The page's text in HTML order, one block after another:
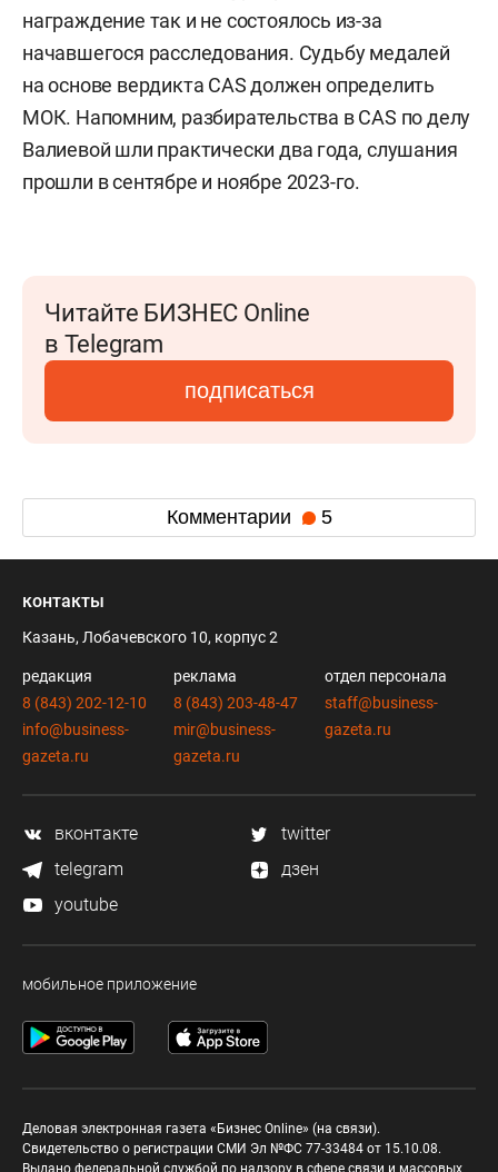
награждение так и не состоялось из-за
начавшегося расследования. Судьбу медалей
на основе вердикта CAS должен определить
МОК. Напомним, разбирательства в CAS по делу
Валиевой шли практически два года, слушания
прошли в сентябре и ноябре 2023-го.
Читайте БИЗНЕС Online
в Telegram
подписаться
Комментарии 5
контакты
Казань, Лобачевского 10, корпус 2
редакция
8 (843) 202-12-10
info@business-
gazeta.ru
реклама
8 (843) 203-48-47
mir@business-
gazeta.ru
отдел персонала
staff@business-
gazeta.ru
вконтакте
twitter
telegram
дзен
youtube
мобильное приложение
Деловая электронная газета «Бизнес Online» (на связи).
Свидетельство о регистрации СМИ Эл №ФС 77-33484 от 15.10.08.
Выдано федеральной службой по надзору в сфере связи и массовых